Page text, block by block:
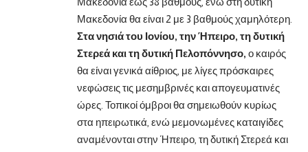
Μακεδονία θα είναι 2 με 3 βαθμούς χαμηλότερη.
Στα νησιά του Ιονίου, την Ήπειρο, τη δυτική
Στερεά και τη δυτική Πελοπόννησο, ο καιρός
θα είναι γενικά αίθριος, με λίγες πρόσκαιρες
νεφώσεις τις μεσημβρινές και απογευματινές
ώρες. Τοπικοί όμβροι θα σημειωθούν κυρίως
στα ηπειρωτικά, ενώ μεμονωμένες καταιγίδες
αναμένονται στην Ήπειρο, τη δυτική Στερεά και